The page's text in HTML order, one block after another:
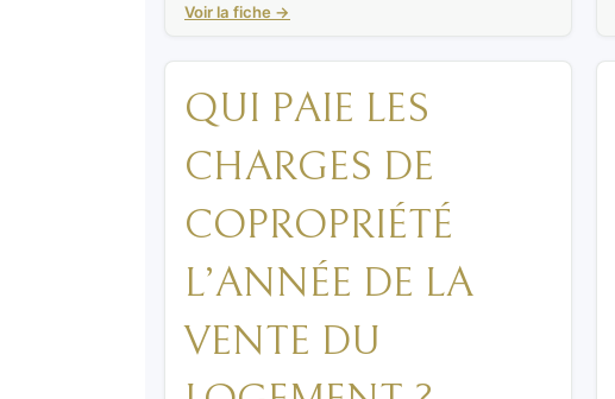
Voir la fiche →
QUI PAIE LES
CHARGES DE
COPROPRIÉTÉ
L’ANNÉE DE LA
VENTE DU